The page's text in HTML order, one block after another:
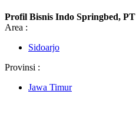
Profil Bisnis Indo Springbed, PT
Area :
Sidoarjo
Provinsi :
Jawa Timur